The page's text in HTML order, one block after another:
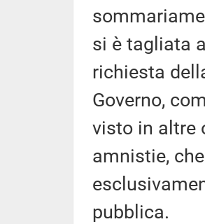
si è tagliata
richiesta
Governo,
visto in altre
amnistie,
pubblica.